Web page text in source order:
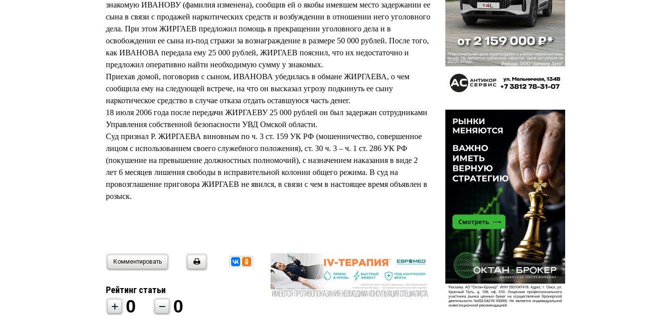
знакомую ИВАНОВУ (фамилия изменена), сообщив ей о якобы имевшем место задержании ее
сына в связи с продажей наркотических средств и возбуждении в отношении него уголовного
дела. При этом ЖИРГАЕВ предложил помощь в прекращении уголовного дела и в
освобождении ее сына из-под стражи за вознаграждение в размере 50 000 рублей. После того,
как ИВАНОВА передала ему 25 000 рублей, ЖИРГАЕВ пояснил, что их недостаточно и
предложил оперативно найти необходимую сумму у знакомых.
Приехав домой, поговорив с сыном, ИВАНОВА убедилась в обмане ЖИРГАЕВА, о чем
сообщила ему на следующей встрече, на что он высказал угрозу подкинуть ее сыну
наркотическое средство в случае отказа отдать оставшуюся часть денег.
18 июля 2006 года после передачи ЖИРГАЕВУ 25 000 рублей он был задержан сотрудниками
Управления собственной безопасности УВД Омской области.
Суд признал Р. ЖИРГАЕВА виновным по ч. 3 ст. 159 УК РФ (мошенничество, совершенное
лицом с использованием своего служебного положения), ст. 30 ч. 3 – ч. 1 ст. 286 УК РФ
(покушение на превышение должностных полномочий), с назначением наказания в виде 2
лет 6 месяцев лишения свободы в исправительной колонии общего режима. В суд на
провозглашение приговора ЖИРГАЕВ не явился, в связи с чем в настоящее время объявлен в
розыск.
Комментировать
Рейтинг статьи
0 0